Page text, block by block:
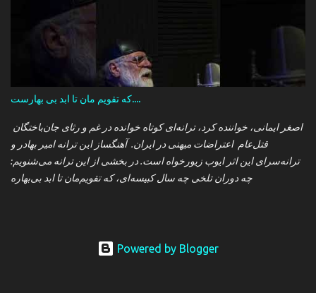
که تقویم مان تا ابد بی بهارست....
قتل‌عام اعتراضات میهنی در ایران. آهنگساز این ترانه امیر بهادر و
ترانه‌سرای این اثر ایوب زیورخواه است. در بخشی از این ترانه می‌شنویم:
چه دوران تلخی چه سال کبیسه‌ای، که تقویم‌مان تا ابد بی‌بهاره
Powered by Blogger